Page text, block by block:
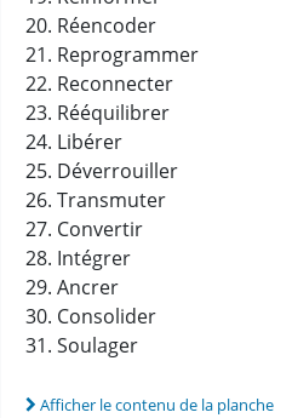
20. Réencoder
21. Reprogrammer
22. Reconnecter
23. Rééquilibrer
24. Libérer
25. Déverrouiller
26. Transmuter
27. Convertir
28. Intégrer
29. Ancrer
30. Consolider
31. Soulager
Afficher le contenu de la planche